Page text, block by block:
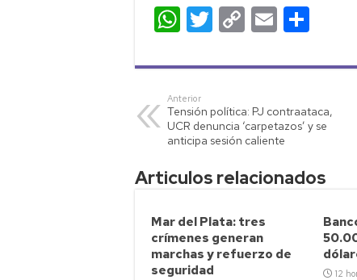
W
h
at
s
A
p
p
T
wi
tt
C
o
p
Li
nk
E
m
ail m
ar
Anterior
Tensión política: PJ contraataca,
UCR denuncia ‘carpetazos’ y se
anticipa sesión caliente
Articulos relacionados
Mar del Plata: tres
crímenes generan
marchas y refuerzo de
seguridad
12